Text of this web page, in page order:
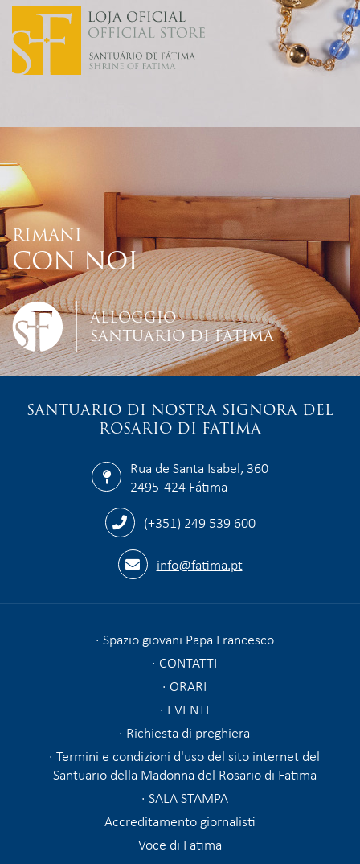
RIMANI
CON NOI
ALLOGGIO
SANTUARIO DI FATIMA
SANTUARIO DI NOSTRA SIGNORA DEL
ROSARIO DI FATIMA
Rua de Santa Isabel, 360
2495-424 Fátima
(+351) 249 539 600
info@fatima.pt
Spazio giovani Papa Francesco
CONTATTI
ORARI
EVENTI
Richiesta di preghiera
Termini e condizioni d'uso del sito internet del
Santuario della Madonna del Rosario di Fatima
SALA STAMPA
Accreditamento giornalisti
Voce di Fatima